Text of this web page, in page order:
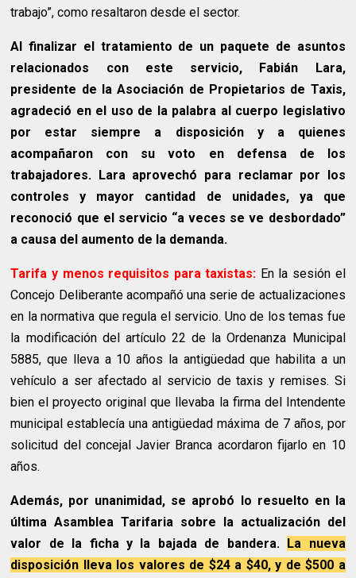
trabajo”, como resaltaron desde el sector.
Al finalizar el tratamiento de un paquete de asuntos
relacionados con este servicio, Fabián Lara,
presidente de la Asociación de Propietarios de Taxis,
agradeció en el uso de la palabra al cuerpo legislativo
por estar siempre a disposición y a quienes
acompañaron con su voto en defensa de los
trabajadores. Lara aprovechó para reclamar por los
controles y mayor cantidad de unidades, ya que
reconoció que el servicio “a veces se ve desbordado”
a causa del aumento de la demanda.
Tarifa y menos requisitos para taxistas: En la sesión el
Concejo Deliberante acompañó una serie de actualizaciones
en la normativa que regula el servicio. Uno de los temas fue
la modificación del artículo 22 de la Ordenanza Municipal
5885, que lleva a 10 años la antigüedad que habilita a un
vehículo a ser afectado al servicio de taxis y remises. Si
bien el proyecto original que llevaba la firma del Intendente
municipal establecía una antigüedad máxima de 7 años, por
solicitud del concejal Javier Branca acordaron fijarlo en 10
años.
Además, por unanimidad, se aprobó lo resuelto en la
última Asamblea Tarifaria sobre la actualización del
valor de la ficha y la bajada de bandera.
La nueva
disposición lleva los valores de $24 a $40, y de $500 a